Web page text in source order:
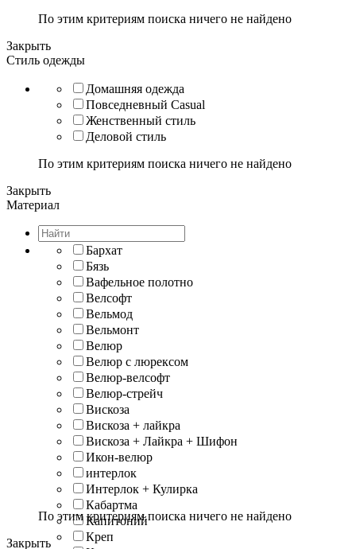
По этим критериям поиска ничего не найдено
Закрыть
Стиль одежды
Домашняя одежда
Повседневный Casual
Женственный стиль
Деловой стиль
По этим критериям поиска ничего не найдено
Закрыть
Материал
Бархат
Бязь
Вафельное полотно
Велсофт
Вельмод
Вельмонт
Велюр
Велюр с люрексом
Велюр-велсофт
Велюр-стрейч
Вискоза
Вискоза + лайкра
Вискоза + Лайкра + Шифон
Икон-велюр
интерлок
Интерлок + Кулирка
Кабартма
Капитоний
Креп
По этим критериям поиска ничего не найдено
Закрыть